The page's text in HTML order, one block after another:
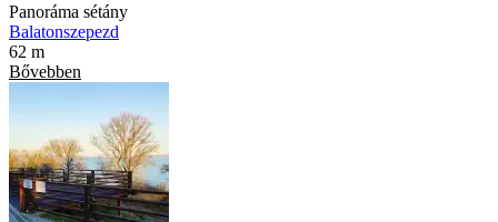
Panoráma sétány
Balatonszepezd
62 m
Bővebben